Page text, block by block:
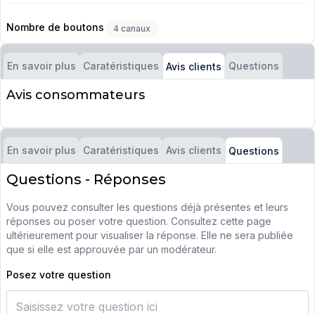
Nombre de boutons 4 canaux
En savoir plus Caratéristiques Avis clients Questions
Avis consommateurs
En savoir plus Caratéristiques Avis clients Questions
Questions - Réponses
Vous pouvez consulter les questions déjà présentes et leurs
réponses ou poser votre question. Consultez cette page
ultérieurement pour visualiser la réponse. Elle ne sera publiée
que si elle est approuvée par un modérateur.
Posez votre question